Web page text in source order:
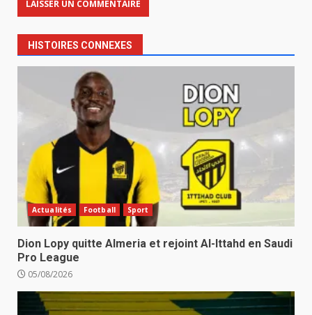
HISTOIRES CONNEXES
Actualités Football Sport
Dion Lopy quitte Almeria et rejoint Al-Ittahd en Saudi
Pro League
05/08/2026